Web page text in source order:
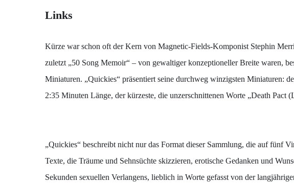
Links
Kürze war schon oft der Kern von Magnetic-Fields-Komponist Stephin
zuletzt „50 Song Memoir“ – von gewaltiger konzeptioneller Breite waren,
Miniaturen. „Quickies“ präsentiert seine durchweg winzigsten Miniaturen:
2:35 Minuten Länge, der kürzeste, die unzerschnittenen Worte „Death Pact
„Quickies“ beschreibt nicht nur das Format dieser Sammlung, die auf fünf
Texte, die Träume und Sehnsüchte skizzieren, erotische Gedanken und
Sekunden sexuellen Verlangens, lieblich in Worte gefasst von der